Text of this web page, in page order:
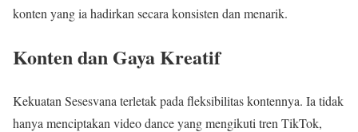
konten yang ia hadirkan secara konsisten dan menarik.
Konten dan Gaya Kreatif
Kekuatan Sesesvana terletak pada fleksibilitas kontennya. Ia tidak
hanya menciptakan video dance yang mengikuti tren TikTok,